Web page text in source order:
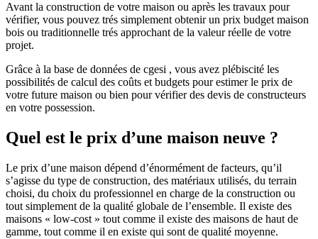
Avant la construction de votre maison ou après les travaux pour
vérifier, vous pouvez trés simplement obtenir un prix budget maison
bois ou traditionnelle trés approchant de la valeur réelle de votre
projet.
Grâce à la base de données de cgesi , vous avez plébiscité les
possibilités de calcul des coûts et budgets pour estimer le prix de
votre future maison ou bien pour vérifier des devis de constructeurs
en votre possession.
Quel est le prix d’une maison neuve ?
Le prix d’une maison dépend d’énormément de facteurs, qu’il
s’agisse du type de construction, des matériaux utilisés, du terrain
choisi, du choix du professionnel en charge de la construction ou
tout simplement de la qualité globale de l’ensemble. Il existe des
maisons « low-cost » tout comme il existe des maisons de haut de
gamme, tout comme il en existe qui sont de qualité moyenne.